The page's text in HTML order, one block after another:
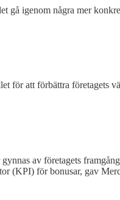
gå igenom några mer
för att förbättra företagets
av företagets
(KPI) för bonusar, gav